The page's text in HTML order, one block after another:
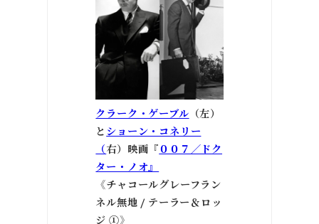
クラーク・ゲーブル（左）
とショーン・コネリー
（右）映画『００７／ドク
ター・ノオ』
《チャコールグレーフラン
ネル無地 / テーラー＆ロッ